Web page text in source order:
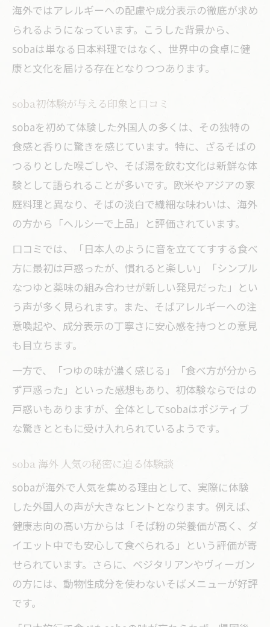
海外ではアレルギーへの配慮や成分表示の徹底が求め
られるようになっています。こうした背景から、
sobaは単なる日本料理ではなく、世界中の食卓に健
康と文化を届ける存在となりつつあります。
soba初体験が与える印象と口コミ
sobaを初めて体験した外国人の多くは、その独特の
食感と香りに驚きを感じています。特に、ざるそばの
つるりとした喉ごしや、そば湯を飲む文化は新鮮な体
験として語られることが多いです。欧米やアジアの家
庭料理と異なり、そばの淡白で繊細な味わいは、海外
の方から「ヘルシーで上品」と評価されています。
口コミでは、「日本人のように音を立ててすする食べ
方に最初は戸惑ったが、慣れると楽しい」「シンプル
なつゆと薬味の組み合わせが新しい発見だった」とい
う声が多く見られます。また、そばアレルギーへの注
意喚起や、成分表示の丁寧さに安心感を持つとの意見
も目立ちます。
一方で、「つゆの味が濃く感じる」「食べ方が分から
ず戸惑った」といった感想もあり、初体験ならではの
戸惑いもありますが、全体としてsobaはポジティブ
な驚きとともに受け入れられているようです。
soba 海外 人気の秘密に迫る体験談
sobaが海外で人気を集める理由として、実際に体験
した外国人の声が大きなヒントとなります。例えば、
健康志向の高い方からは「そば粉の栄養価が高く、ダ
イエット中でも安心して食べられる」という評価が寄
せられています。さらに、ベジタリアンやヴィーガン
の方には、動物性成分を使わないそばメニューが好評
です。